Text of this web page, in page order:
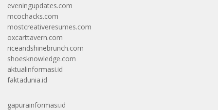
eveningupdates.com
mcochacks.com
mostcreativeresumes.com
oxcarttavern.com
riceandshinebrunch.com
shoesknowledge.com
aktualinformasi.id
faktadunia.id
gapurainformasi.id